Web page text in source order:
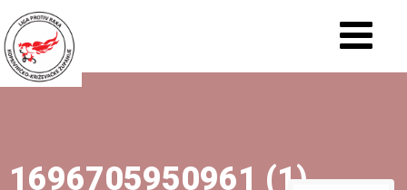
1696705950961 (1)